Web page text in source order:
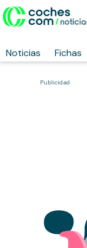
Noticias Fichas
Publicidad